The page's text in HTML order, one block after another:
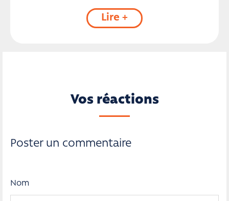
Lire +
Vos réactions
Poster un commentaire
Nom